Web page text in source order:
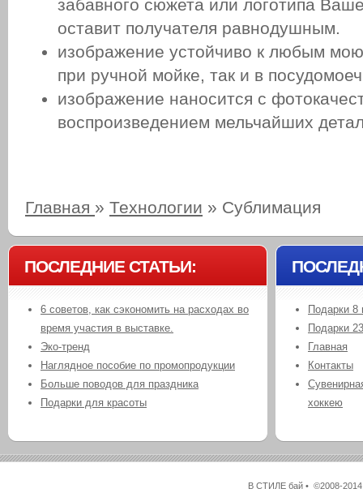
забавного сюжета или логотипа
оставит получателя равнодушным.
изображение устойчиво к любым
при ручной мойке, так и в
изображение наносится с
воспроизведением мельчайших
Главная » Технологии » Сублимация
ПОСЛЕДНИЕ СТАТЬИ:
6 советов, как сэкономить на расходах во
время участия в выставке.
Эко-тренд
Наглядное пособие по промопродукции
Больше поводов для праздника
Подарки для красоты
Подарки 8
Подарки
Главная
Контакты
хоккею
В СТИЛЕ бай • ©2008-